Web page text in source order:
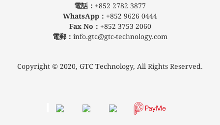
電話： +852 2782 3877
WhatsApp： +852 9626 0444
Fax No： +852 3753 2060
電郵： info.gtc@gtc-technology.com
Copyright © 2020, GTC Technology, All Rights Reserved.